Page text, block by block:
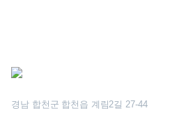
경남 합천군 합천읍 계림2길 27-44